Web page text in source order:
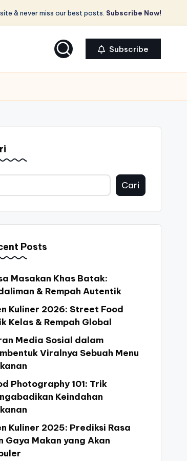
& never miss our best posts. Subscribe Now!
Subscribe
Cari
Posts
Masakan Khas Batak:
& Rempah Autentik
Kuliner 2026: Street Food
Kelas & Rempah Global
Media Sosial dalam
Viralnya Sebuah Menu
Photography 101: Trik
Keindahan
Kuliner 2025: Prediksi Rasa
Gaya Makan yang Akan